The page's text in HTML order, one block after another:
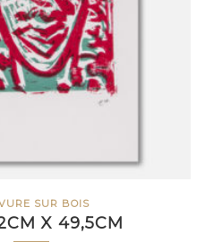
SUR BOIS
X 49,5CM